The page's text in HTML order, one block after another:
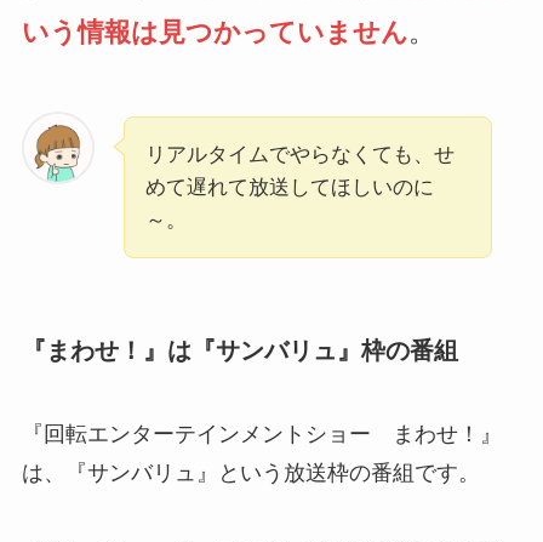
いう情報は見つかっていません。
リアルタイムでやらなくても、せ
めて遅れて放送してほしいのに
～。
『まわせ！』は『サンバリュ』枠の番組
『回転エンターテインメントショー まわせ！』
は、『サンバリュ』という放送枠の番組です。